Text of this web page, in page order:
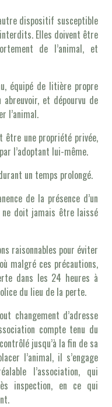
dispositif susceptible
Elles doivent être
de l’animal, et
équipé de litière propre
et dépourvu de
l’animal.
être une propriété privée,
l’adoptant lui-même.
un temps prolongé.
de la présence d’un
doit jamais être laissé
raisonnables pour éviter
malgré ces précautions,
dans les 24 heures à
du lieu de la perte.
changement d’adresse
compte tenu du
jusqu’à la fin de sa
l’animal, il s’engage
l’association, qui
inspection, en ce qui